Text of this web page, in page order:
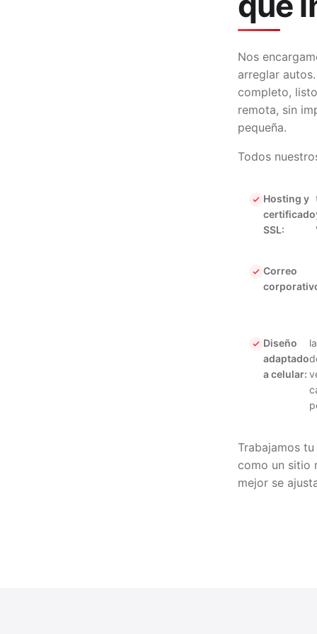
Nos
arreglar
completo,
remota, sin
pequeña.
Todos
Hosting y
certificado
SSL:
Correo
Diseño
adaptado
a celular:
Trabajamos
como un sitio
mejor se